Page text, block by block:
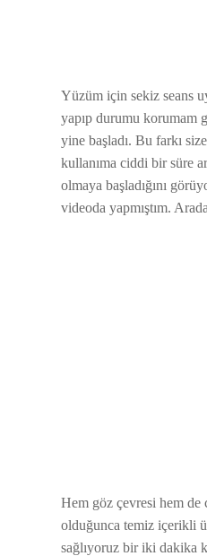
Yüzüm için sekiz seans
yapıp durumu korumam
yine başladı. Bu farkı
kullanıma ciddi bir süre
olmaya başladığını
videoda yapmıştım.
Hem göz çevresi hem
olduğunca temiz içerikli
sağlıyoruz bir iki dakika